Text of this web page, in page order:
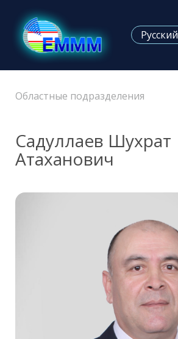
Русский
Областные подразделения
Садуллаев Шухрат
Атаханович